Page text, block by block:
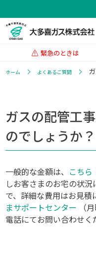
緊急のときは
ホーム よくあるご質問
ガスの配管工
のでしょうか？
一般的な金額は、 こちら
しお客さまのお宅の状
で、詳細な費用はお見積
まサポートセンター （
電話にてお問い合わせく